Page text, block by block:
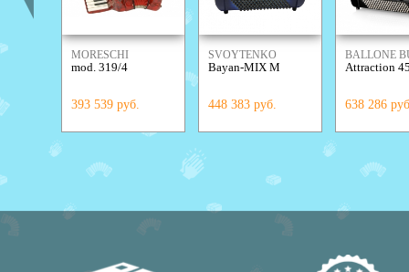
MORESCHI
mod. 319/4
393 539 руб.
SVOYTENKO
ACCORDIONS
Bayan-MIX M
448 383 руб.
BALLONE
Аttraction
638 286